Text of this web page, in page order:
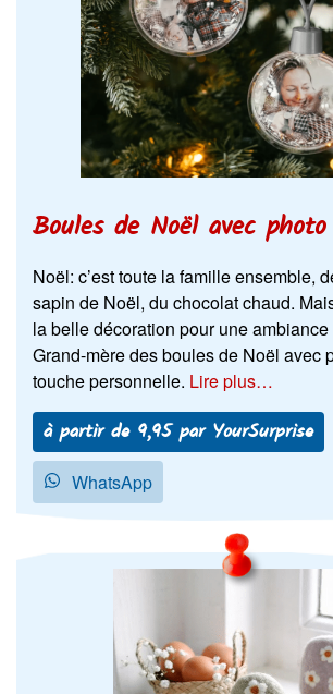
Boules de Noël avec photo
Noël: c’est toute la famille ensemble,
sapin de Noël, du chocolat chaud.
la belle décoration pour une
Grand-mère des boules de Noël avec
touche personnelle. Lire plus…
à partir de 9,95 par YourSurprise
WhatsApp